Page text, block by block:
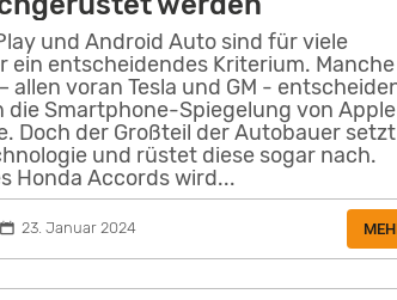
und Android Auto sind für viele
ein entscheidendes Kriterium. Manche
allen voran Tesla und GM -
die Smartphone-Spiegelung von Apple
Doch der Großteil der Autobauer setzt
und rüstet diese sogar nach.
Honda Accords wird...
23. Januar 2024